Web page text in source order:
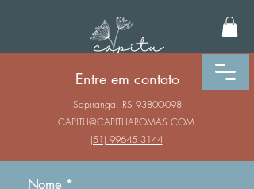
Entre em contato
Sapiranga, RS 93800-098
CAPITU@CAPITUAROMAS.COM
(51) 99645 3144
Nome